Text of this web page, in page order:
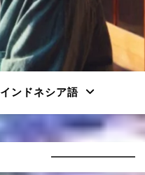
インドネシア語